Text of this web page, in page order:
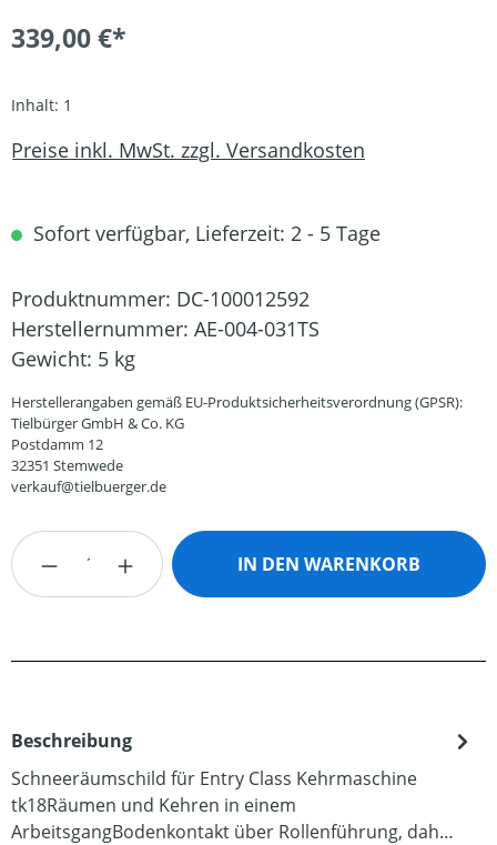
339,00 €*
Inhalt: 1
Preise inkl. MwSt. zzgl. Versandkosten
Sofort verfügbar, Lieferzeit: 2 - 5 Tage
Produktnummer: DC-100012592
Herstellernummer: AE-004-031TS
Gewicht: 5 kg
Herstellerangaben gemäß EU-Produktsicherheitsverordnung (GPSR):
Tielbürger GmbH & Co. KG
Postdamm 12
32351 Stemwede
verkauf@tielbuerger.de
Produkt Anzahl: Gib den gewünschten
IN DEN WARENKORB
Beschreibung
Schneeräumschild für Entry Class Kehrmaschine
tk18Räumen und Kehren in einem
ArbeitsgangBodenkontakt über Rollenführung, dah…